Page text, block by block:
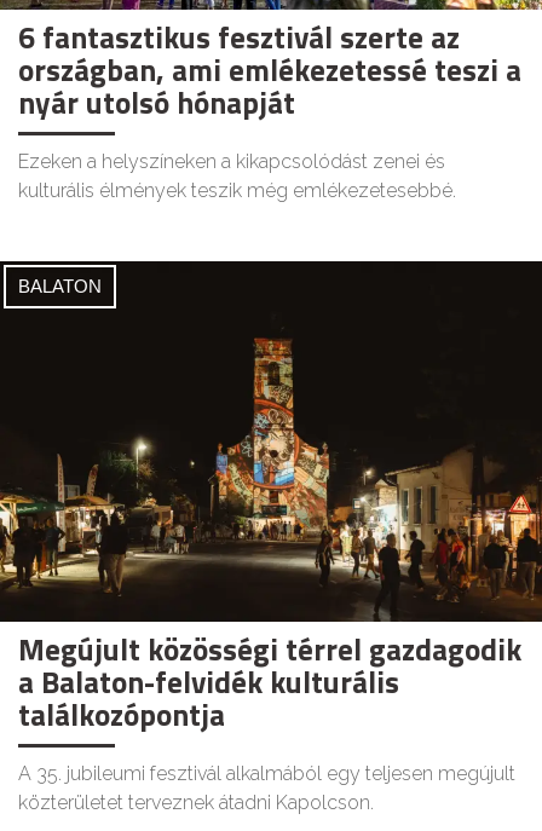
6 fantasztikus fesztivál szerte az
országban, ami emlékezetessé teszi a
nyár utolsó hónapját
Ezeken a helyszíneken a kikapcsolódást zenei és
kulturális élmények teszik még emlékezetesebbé.
BALATON
Megújult közösségi térrel gazdagodik
a Balaton-felvidék kulturális
találkozópontja
A 35. jubileumi fesztivál alkalmából egy teljesen megújult
közterületet terveznek átadni Kapolcson.